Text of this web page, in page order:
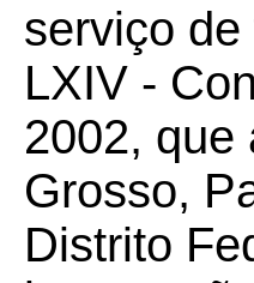
serviço
LXIV -
2002, que
Grosso,
Distrito